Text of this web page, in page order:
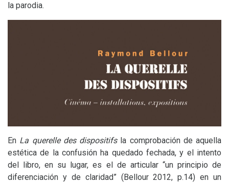
la parodia.
En La querelle des dispositifs la comprobación de aquella
estética de la confusión ha quedado fechada, y el intento
del libro, en su lugar, es el de articular “un principio de
diferenciación y de claridad” (Bellour 2012, p.14) en un